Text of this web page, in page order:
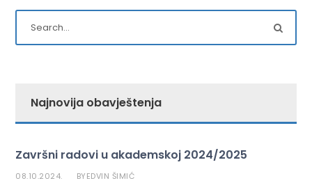
Najnovija obavještenja
Završni radovi u akademskoj 2024/2025
08.10.2024. BYEDVIN ŠIMIĆ